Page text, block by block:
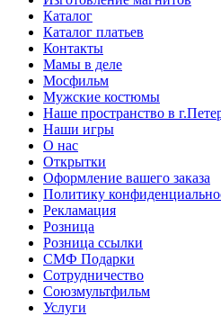
Каталог
Каталог платьев
Контакты
Мамы в деле
Мосфильм
Мужские костюмы
Наше пространство в
Наши игры
О нас
Открытки
Оформление вашего заказа
Политику
Рекламация
Розница
Розница ссылки
СМФ Подарки
Сотрудничество
Союзмультфильм
Услуги